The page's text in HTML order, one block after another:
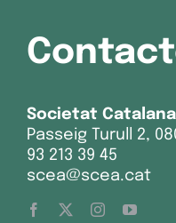
Societat Catalana
Passeig Turull 2,
93 213 39 45
scea@scea.cat